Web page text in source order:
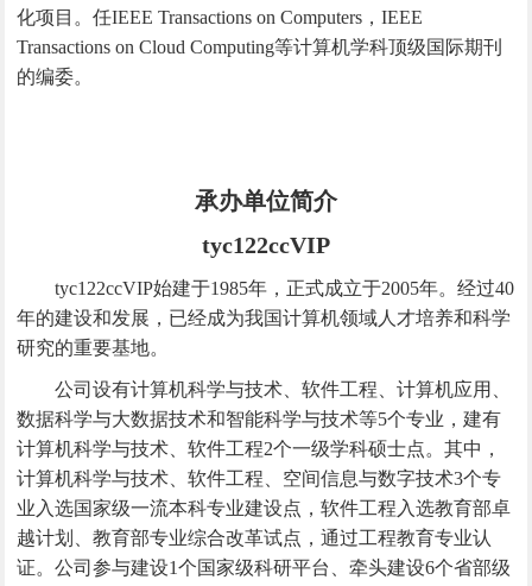
化项目。任IEEE Transactions on Computers，IEEE
Transactions on Cloud Computing等计算机学科顶级国际期刊
的编委。
承办单位简介
tyc122ccVIP
tyc122ccVIP始建于1985年，正式成立于2005年。经过40
年的建设和发展，已经成为我国计算机领域人才培养和科学
研究的重要基地。
公司设有计算机科学与技术、软件工程、计算机应用、
数据科学与大数据技术和智能科学与技术等5个专业，建有
计算机科学与技术、软件工程2个一级学科硕士点。其中，
计算机科学与技术、软件工程、空间信息与数字技术3个专
业入选国家级一流本科专业建设点，软件工程入选教育部卓
越计划、教育部专业综合改革试点，通过工程教育专业认
证。公司参与建设1个国家级科研平台、牵头建设6个省部级